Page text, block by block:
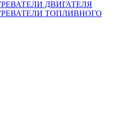
ДВИГАТЕЛЯ
ТОПЛИВНОГО